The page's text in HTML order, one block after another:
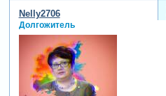
Nelly2706
Долгожитель